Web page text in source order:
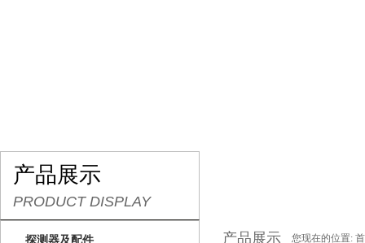
产品展示
PRODUCT DISPLAY
探测器及配件 产品展示 您现在的位置: